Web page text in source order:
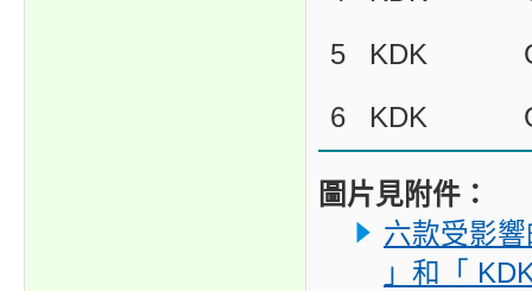
5 KDK
6 KDK
圖片見附件：
六款受影
」和「